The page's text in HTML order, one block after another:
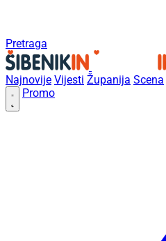
Pretraga
Najnovije Vijesti Županija Scena
Promo